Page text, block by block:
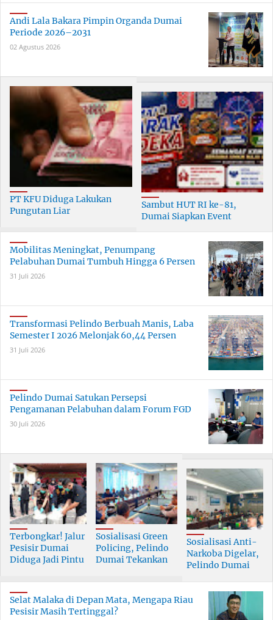
Andi Lala Bakara Pimpin Organda Dumai
Periode 2026–2031
02 Agustus 2026
PT KFU Diduga Lakukan
Pungutan Liar
Dumai
Sambut HUT RI ke-81,
Dumai Siapkan Event
Mobilitas Meningkat, Penumpang
Pelabuhan Dumai Tumbuh Hingga 6 Persen
31 Juli 2026
Transformasi Pelindo Berbuah Manis, Laba
Semester I 2026 Melonjak 60,44 Persen
31 Juli 2026
Pelindo Dumai Satukan Persepsi
Pengamanan Pelabuhan dalam Forum FGD
30 Juli 2026
Terbongkar! Jalur
Pesisir Dumai
Diduga Jadi Pintu
Skala Besar
Sosialisasi Green
Policing, Pelindo
Dumai Tekankan
Bersama
Sosialisasi Anti-
Narkoba Digelar,
Pelindo Dumai
Selat Malaka di Depan Mata, Mengapa Riau
Pesisir Masih Tertinggal?